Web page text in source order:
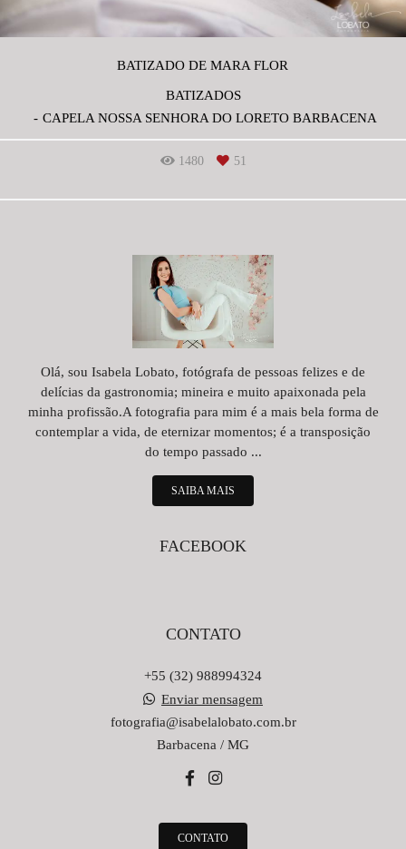
BATIZADO DE MARA FLOR
BATIZADOS
CAPELA NOSSA SENHORA DO LORETO BARBACENA
1480 51
Olá, sou Isabela Lobato, fotógrafa de pessoas felizes e de
delícias da gastronomia; mineira e muito apaixonada pela
minha profissão.A fotografia para mim é a mais bela forma de
contemplar a vida, de eternizar momentos; é a transposição
do tempo passado ...
SAIBA MAIS
FACEBOOK
CONTATO
+55 (32) 988994324
Enviar mensagem
fotografia@isabelalobato.com.br
Barbacena / MG
CONTATO